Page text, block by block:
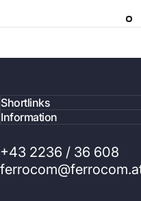
Shortlinks
Information
+43 2236 / 36 608